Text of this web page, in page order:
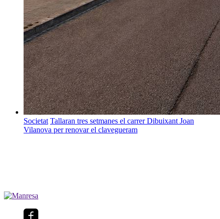
Societat Tallaran tres setmanes el carrer Dibuixant Joan
Vilanova per renovar el clavegueram